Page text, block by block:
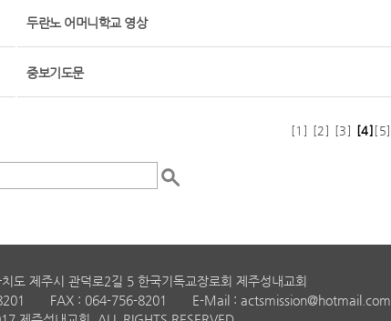
두란노 어머니학교 영상
중보기도문
[1] [2] [3] [4] [5]
도 제주시 관덕로2길 5 한국기독교장로회 제주성내교회
8201 FAX : 064-756-8201 E-Mail : actsmission@hotmail.com